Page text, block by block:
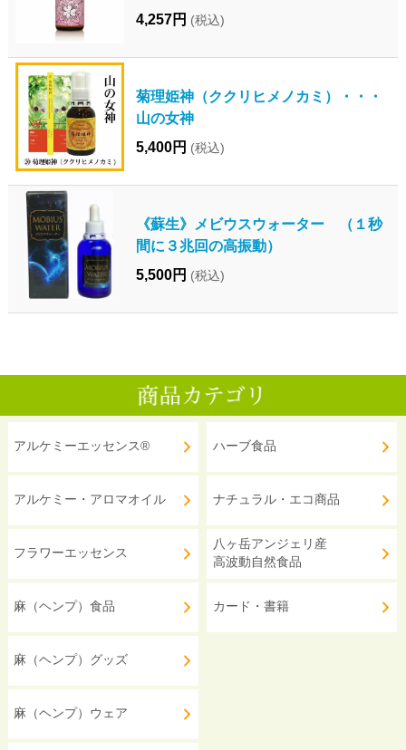
4,257円 (税込)
菊理姫神（ククリヒメノカミ）・・・
山の女神
5,400円 (税込)
《蘇生》メビウスウォーター （１秒
間に３兆回の高振動）
5,500円 (税込)
アルケミーエッセンス®
アルケミー・アロマオイル
フラワーエッセンス
麻（ヘンプ）食品
麻（ヘンプ）グッズ
麻（ヘンプ）ウェア
ハーブ食品
ナチュラル・エコ商品
八ヶ岳アンジェリ産
高波動自然食品
カード・書籍